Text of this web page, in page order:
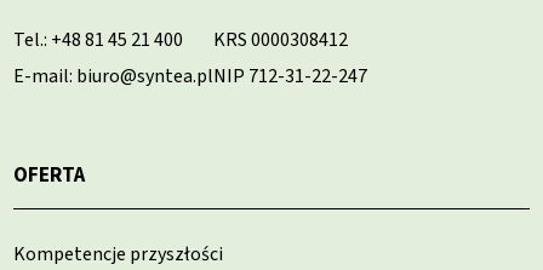
Tel.: +48 81 45 21 400
E-mail: biuro@syntea.pl
KRS 0000308412
NIP 712-31-22-247
OFERTA
Kompetencje przyszłości